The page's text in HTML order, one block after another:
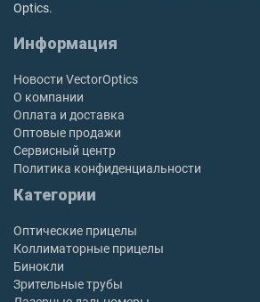
Optics.
Информация
Новости VectorOptics
О компании
Оплата и доставка
Оптовые продажи
Сервисный центр
Политика конфиденциальности
Категории
Оптические прицелы
Коллиматорные прицелы
Бинокли
Зрительные трубы